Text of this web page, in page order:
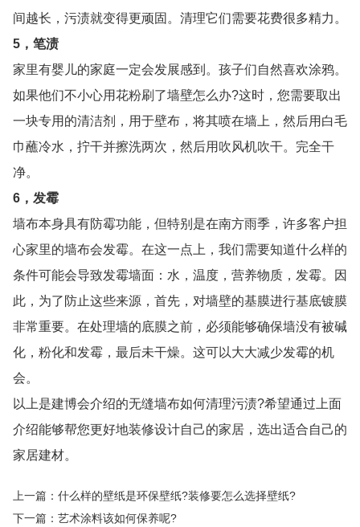
间越长，污渍就变得更顽固。清理它们需要花费很多精力。
5，笔渍
家里有婴儿的家庭一定会发展感到。孩子们自然喜欢涂鸦。
如果他们不小心用花粉刷了墙壁怎么办?这时，您需要取出
一块专用的清洁剂，用于壁布，将其喷在墙上，然后用白毛
巾蘸冷水，拧干并擦洗两次，然后用吹风机吹干。完全干
净。
6，发霉
墙布本身具有防霉功能，但特别是在南方雨季，许多客户担
心家里的墙布会发霉。在这一点上，我们需要知道什么样的
条件可能会导致发霉墙面：水，温度，营养物质，发霉。因
此，为了防止这些来源，首先，对墙壁的基膜进行基底镀膜
非常重要。在处理墙的底膜之前，必须能够确保墙没有被碱
化，粉化和发霉，最后未干燥。这可以大大减少发霉的机
会。
以上是建博会介绍的无缝墙布如何清理污渍?希望通过上面
介绍能够帮您更好地装修设计自己的家居，选出适合自己的
家居建材。
上一篇：什么样的壁纸是环保壁纸?装修要怎么选择壁纸?
下一篇：艺术涂料该如何保养呢?